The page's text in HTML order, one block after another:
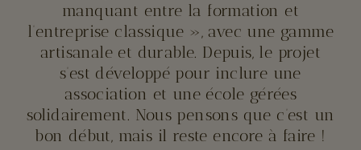
manquant entre la formation et
l’entreprise classique », avec une gamme
artisanale et durable. Depuis, le projet
s’est développé pour inclure une
association et une école gérées
solidairement. Nous pensons que c’est un
bon début, mais il reste encore à faire !